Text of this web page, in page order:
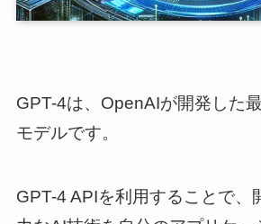
GPT-4は、OpenAIが開発した
モデルです。
GPT-4 APIを利用することで、